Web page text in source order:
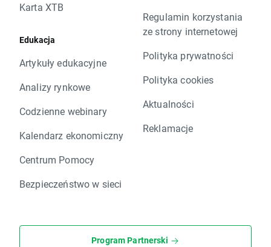
Karta XTB
Edukacja
Artykuły edukacyjne
Analizy rynkowe
Codzienne webinary
Kalendarz ekonomiczny
Centrum Pomocy
Bezpieczeństwo w sieci
Regulamin korzystania
ze strony internetowej
Polityka prywatności
Polityka cookies
Aktualności
Reklamacje
Program Partnerski